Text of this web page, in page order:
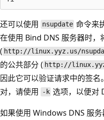
还可以使用 nsupdate 命令来
在使用 Bind DNS 服务器时，
( http://linux.yyz.us/
的公共部分 ( http://
因此它可以验证请求中的签名
对，请使用
-k 选项，以便对
如果使用 Windows DNS 服